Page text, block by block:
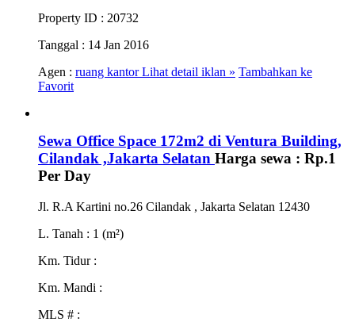
Property ID : 20732
Tanggal : 14 Jan 2016
Agen : ruang kantorLihat detail iklan » Tambahkan ke
Favorit
Sewa Office Space 172m2 di Ventura Building,
Cilandak ,Jakarta Selatan Harga sewa : Rp.1
Per Day
Jl. R.A Kartini no.26 Cilandak , Jakarta Selatan 12430
L. Tanah : 1 (m²)
Km. Tidur :
Km. Mandi :
MLS # :